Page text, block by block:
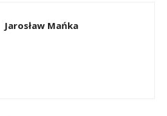
Jarosław Mańka